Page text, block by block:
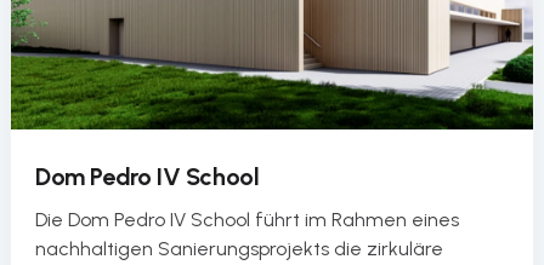
Dom Pedro IV School
Die Dom Pedro IV School führt im Rahmen eines
nachhaltigen Sanierungsprojekts die zirkuläre